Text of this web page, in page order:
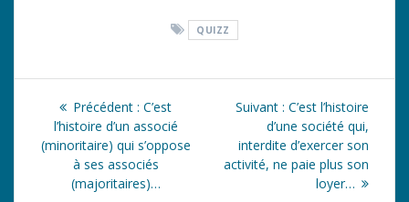
QUIZZ
Navigation
de
l’article
Précédent : Article
précédent
:
C’est
l’histoire d’un associé
(minoritaire) qui s’oppose
à ses associés
(majoritaires)…
Suivant : Article
suivant
C’est l’histoire
d’une société qui,
interdite d’exercer son
activité, ne paie plus son
loyer…